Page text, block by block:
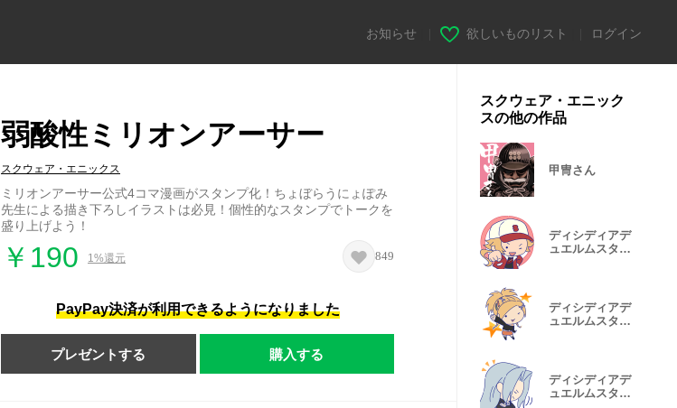
お知らせ 欲しいものリスト ログイン
弱酸性ミリオンアーサー
スクウェア・エニックス
ミリオンアーサー公式4コマ漫画がスタンプ化！ちょぼらうにょぽみ
先生による描き下ろしイラストは必見！個性的なスタンプでトークを
盛り上げよう！
￥190 1%還元 849
PayPay決済が利用できるようになりました
プレゼントする 購入する
スクウェア・エニック
スの他の作品
甲冑さん
ディシディアデ
ュエルムスタン
ディシディアデ
ュエルムスタン
ディシディアデ
ュエルムスタン